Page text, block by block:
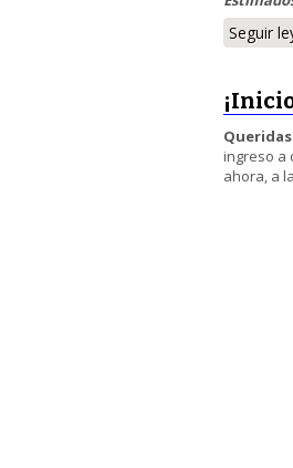
Seguir
ingreso a
ahora, a